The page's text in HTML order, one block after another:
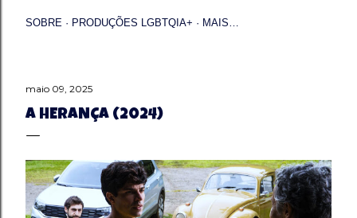
SOBRE PRODUÇÕES LGBTQIA+ MAIS…
maio 09, 2025
A HERANÇA (2024)